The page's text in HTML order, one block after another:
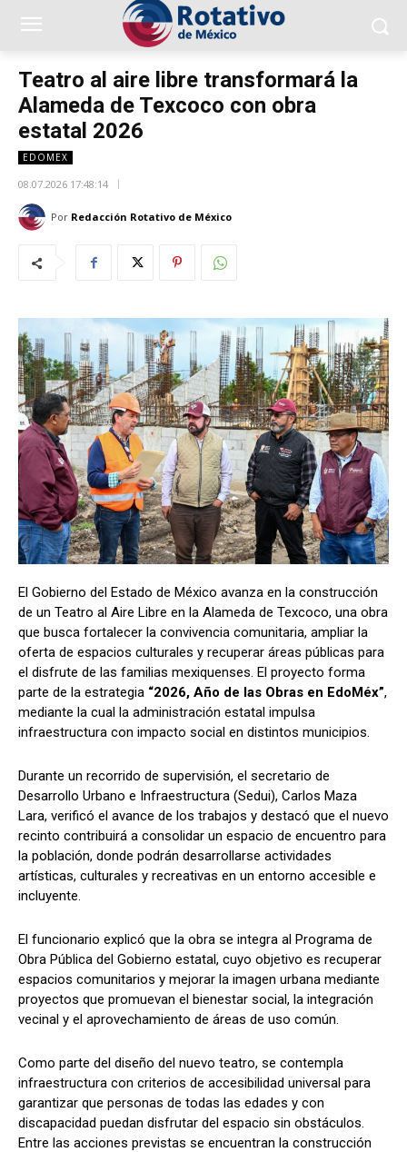
Teatro al aire libre transformará la
Alameda de Texcoco con obra
estatal 2026
EDOMEX
08.07.2026 17:48:14
Por Redacción Rotativo de México
El Gobierno del Estado de México avanza en la construcción
de un Teatro al Aire Libre en la Alameda de Texcoco, una obra
que busca fortalecer la convivencia comunitaria, ampliar la
oferta de espacios culturales y recuperar áreas públicas para
el disfrute de las familias mexiquenses. El proyecto forma
parte de la estrategia “2026, Año de las Obras en EdoMéx”,
mediante la cual la administración estatal impulsa
infraestructura con impacto social en distintos municipios.
Durante un recorrido de supervisión, el secretario de
Desarrollo Urbano e Infraestructura (Sedui), Carlos Maza
Lara, verificó el avance de los trabajos y destacó que el nuevo
recinto contribuirá a consolidar un espacio de encuentro para
la población, donde podrán desarrollarse actividades
artísticas, culturales y recreativas en un entorno accesible e
incluyente.
El funcionario explicó que la obra se integra al Programa de
Obra Pública del Gobierno estatal, cuyo objetivo es recuperar
espacios comunitarios y mejorar la imagen urbana mediante
proyectos que promuevan el bienestar social, la integración
vecinal y el aprovechamiento de áreas de uso común.
Como parte del diseño del nuevo teatro, se contempla
infraestructura con criterios de accesibilidad universal para
garantizar que personas de todas las edades y con
discapacidad puedan disfrutar del espacio sin obstáculos.
Entre las acciones previstas se encuentran la construcción